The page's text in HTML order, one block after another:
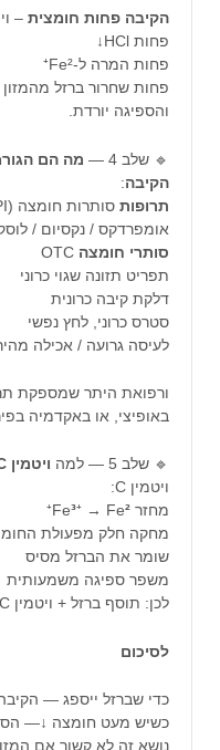
הקיבה פחות חומצית –
פחות HCl↓
פחות המרה ל-Fe²⁺
פחות שחרור ברזל מהמזון
והספיגה יורדת.
🔹 שלב 4 —
מה הם
הקיבה:
תרופות סותרות חומצה (PPI)
אומפרדקס / נקסיום /
סותרי חומצה
תפריט תזונה שגוי כרוני
דלקת קיבה כרונית
סטרס כרוני, לחץ נפשי
לעיסה גרועה / אכילה
ורפואת היתר שמספקת
באופיצי, או באקדמיה
🔹 שלב 5 — למה ויטמין
ויטמין C:
מחזר Fe
³⁺ → Fe²
⁺
מחקה חלק מפעולת
שומר את הברזל מסיס
משפר ספיגה משמעותית
לכן: תוסף ברזל + ויטמין C = שילוב טוב.
לסיכום
כדי שברזל ייספג —
כשיש מעט חומצה ↓
—
נושא זה לא קשור אם